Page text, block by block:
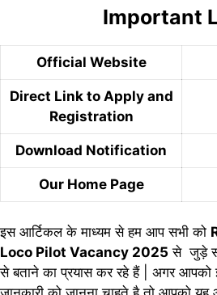
Important
Official Website
Direct Link to Apply and
Registration
Download Notification
Our Home Page
इस आर्टिकल के माध्यम से हम आप सभी को
Loco Pilot Vacancy 2025 से जुड़े
से बताने का प्रयास कर रहे हैं | अगर